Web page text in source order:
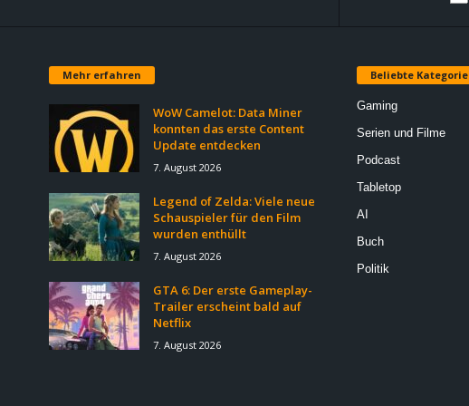
Mehr erfahren
WoW Camelot: Data Miner
konnten das erste Content
Update entdecken
7. August 2026
Legend of Zelda: Viele neue
Schauspieler für den Film
wurden enthüllt
7. August 2026
GTA 6: Der erste Gameplay-
Trailer erscheint bald auf
Netflix
7. August 2026
Beliebte Kategorie
Gaming
Serien und Filme
Podcast
Tabletop
AI
Buch
Politik